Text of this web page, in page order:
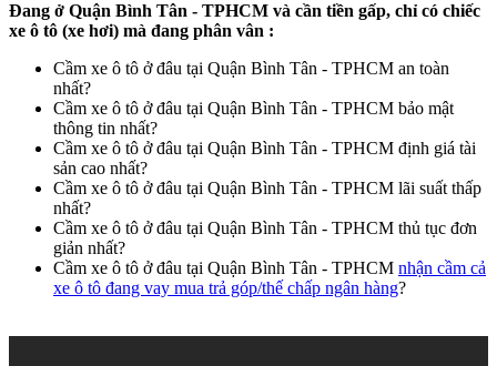
Đang ở Quận Bình Tân - TPHCM và cần tiền gấp, chỉ có chiếc
xe ô tô (xe hơi) mà đang phân vân :
Cầm xe ô tô ở đâu tại Quận Bình Tân - TPHCM an toàn
nhất?
Cầm xe ô tô ở đâu tại Quận Bình Tân - TPHCM bảo mật
thông tin nhất?
Cầm xe ô tô ở đâu tại Quận Bình Tân - TPHCM định giá tài
sản cao nhất?
Cầm xe ô tô ở đâu tại Quận Bình Tân - TPHCM lãi suất thấp
nhất?
Cầm xe ô tô ở đâu tại Quận Bình Tân - TPHCM thủ tục đơn
giản nhất?
Cầm xe ô tô ở đâu tại Quận Bình Tân - TPHCM nhận cầm cả
xe ô tô đang vay mua trả góp/thế chấp ngân hàng?